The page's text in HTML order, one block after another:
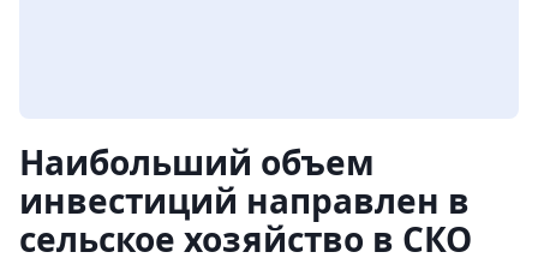
Наибольший объем
инвестиций направлен в
сельское хозяйство в СКО